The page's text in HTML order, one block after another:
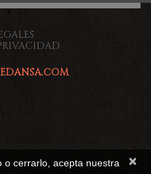
×
o cerrarlo, acepta nuestra